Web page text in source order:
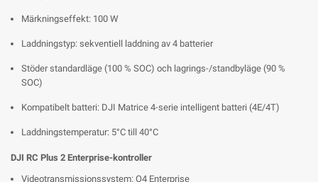
Märkningseffekt: 100 W
Laddningstyp: sekventiell laddning av 4 batterier
Stöder standardläge (100 % SOC) och lagrings-/standbyläge (90 %
SOC)
Kompatibelt batteri: DJI Matrice 4-serie intelligent batteri (4E/4T)
Laddningstemperatur: 5°C till 40°C
DJI RC Plus 2 Enterprise-kontroller
Videotransmissionssystem: O4 Enterprise